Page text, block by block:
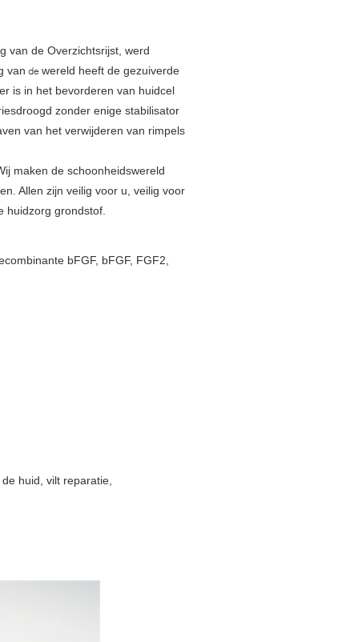
van de Overzichtsrijst, werd
van de wereld heeft de gezuiverde
is in het bevorderen van huidcel
zonder enige stabilisator
van het verwijderen van rimpels
maken de schoonheidswereld
Allen zijn veilig voor u, veilig voor
huidzorg grondstof.
bFGF, bFGF, FGF2,
huid, vilt reparatie,